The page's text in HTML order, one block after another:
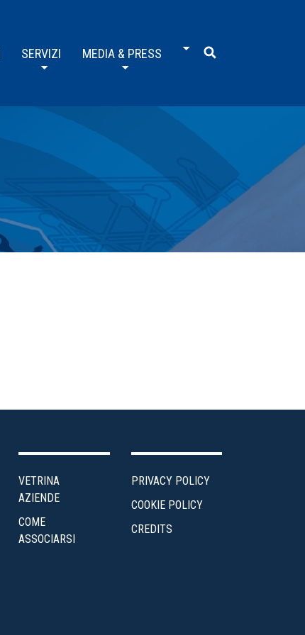
SERVIZI MEDIA & PRESS
VETRINA
AZIENDE
COME
ASSOCIARSI
PRIVACY POLICY
COOKIE POLICY
CREDITS